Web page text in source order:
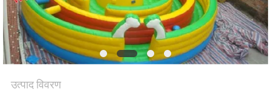
उत्पाद विवरण